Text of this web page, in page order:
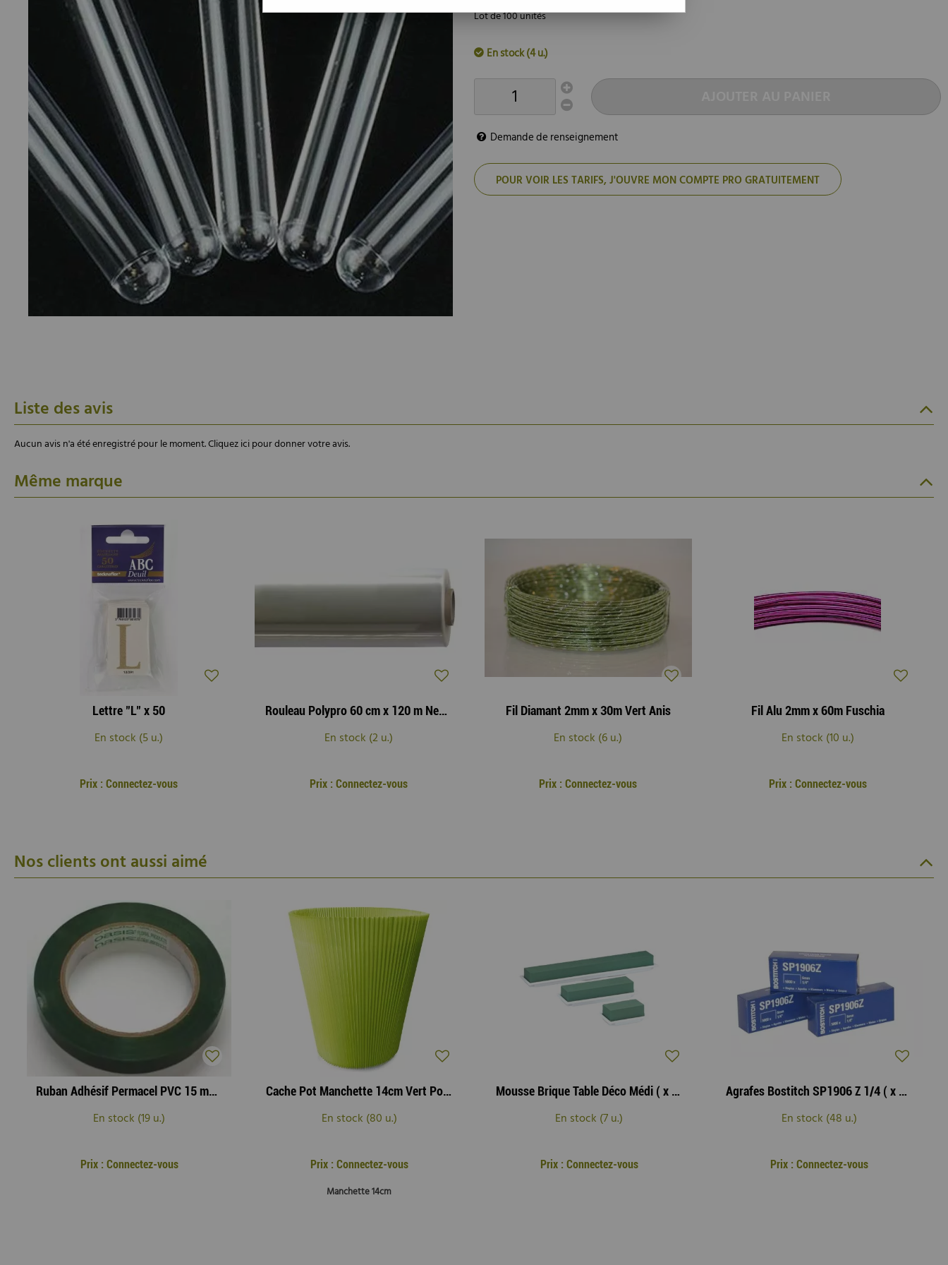
Lot de 100 unités
En stock (4 u.)
Demande de renseignement
POUR VOIR LES TARIFS, J'OUVRE MON COMPTE PRO GRATUITEMENT
Liste des avis
Aucun avis n'a été enregistré pour le moment.Cliquez ici pour donner votre avis.
Même marque
Lettre "L" x 50
En stock (5 u.)
Prix : Connectez-vous
Rouleau Polypro 60 cm x 120 m Neutre 40µ
En stock (2 u.)
Prix : Connectez-vous
Fil Diamant 2mm x 30m Vert Anis
En stock (6 u.)
Prix : Connectez-vous
Fil Alu 2mm x 60m Fuschia
En stock (10 u.)
Prix : Connectez-vous
Nos clients ont aussi aimé
Ruban Adhésif Permacel PVC 15 mm Vert ( x 10 )
En stock (19 u.)
Prix : Connectez-vous
Cache Pot Manchette 14cm Vert Pomme ( x 10 )
En stock (80 u.)
Prix : Connectez-vous
Manchette 14cm
Mousse Brique Table Déco Médi ( x 4 )
En stock (7 u.)
Prix : Connectez-vous
Agrafes Bostitch SP1906 Z 1/4 ( x 5000 )
En stock (48 u.)
Prix : Connectez-vous